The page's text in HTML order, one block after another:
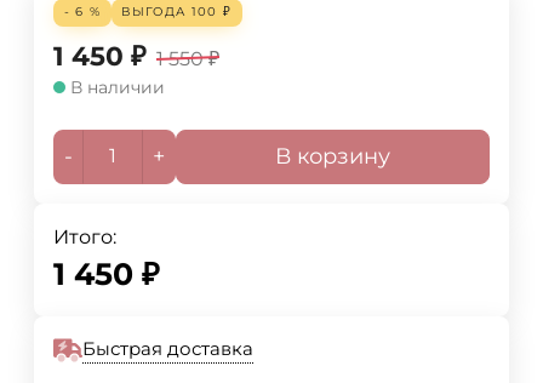
- 6 % ВЫГОДА 100 ₽
1 450 ₽ 1 550 ₽
В наличии
- + В корзину
Итого:
1 450 ₽
Быстрая доставка